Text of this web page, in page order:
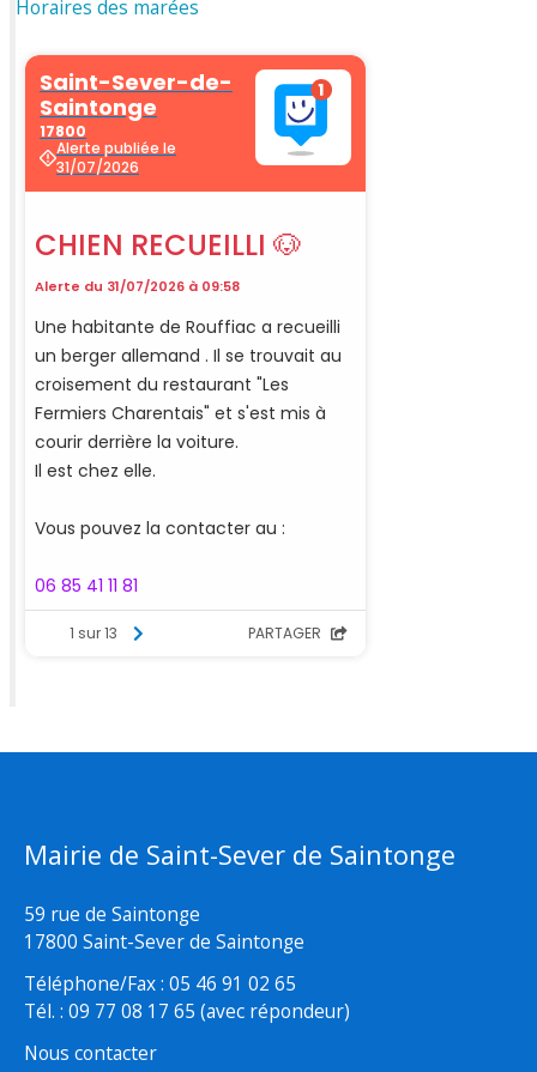
Horaires des marées
Mairie de Saint-Sever de Saintonge
59 rue de Saintonge
17800 Saint-Sever de Saintonge
Téléphone/Fax : 05 46 91 02 65
Tél. : 09 77 08 17 65 (avec répondeur)
Nous contacter